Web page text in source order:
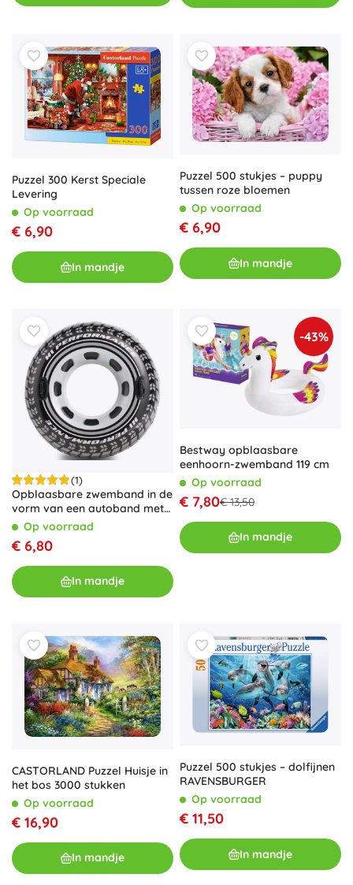
Puzzel 300 Kerst Speciale
Levering
Op voorraad
€ 6,90
In mandje
Puzzel 500 stukjes – puppy
tussen roze bloemen
Op voorraad
€ 6,90
In mandje
(1)
Opblaasbare zwemband in de
vorm van een autoband met
handgrepen INTEX
Op voorraad
€ 6,80
In mandje
-43%
Bestway opblaasbare
eenhoorn-zwemband 119 cm
Op voorraad
€ 7,80€ 13,50
In mandje
CASTORLAND Puzzel Huisje in
het bos 3000 stukken
Op voorraad
€ 16,90
In mandje
Puzzel 500 stukjes – dolfijnen
RAVENSBURGER
Op voorraad
€ 11,50
In mandje